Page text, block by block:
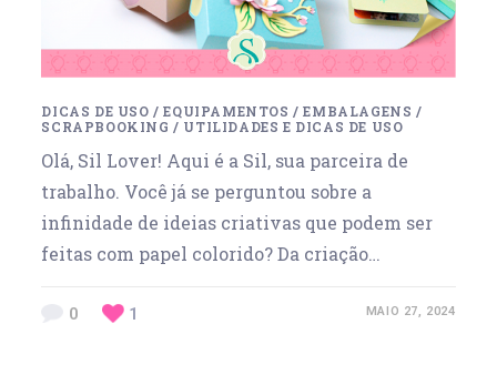
DICAS DE USO /EQUIPAMENTOS /EMBALAGENS /
SCRAPBOOKING / UTILIDADES E DICAS DE USO
Olá, Sil Lover! Aqui é a Sil, sua parceira de
trabalho. Você já se perguntou sobre a
infinidade de ideias criativas que podem ser
feitas com papel colorido? Da criação…
0 1 MAIO 27, 2024